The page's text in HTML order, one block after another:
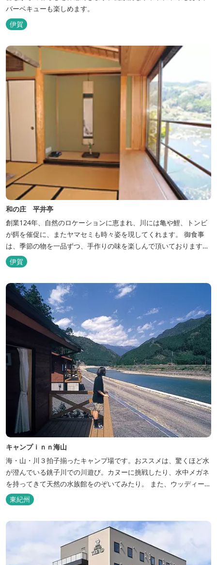
バーベキューも楽しめます。
伊賀
和の庄 平井亭
創業124年、自然のロケーションに恵まれ、川には亀や鯉、トンビ
が餌を催促に、またヤマセミも時々姿を現してくれます。 御食事
は、季節の物を一品ずつ、手作りの味を楽しんで頂いております。
（宿泊一日一組）
伊賀
キャンプｉｎｎ海山
海・山・川３拍子揃ったキャンプ場です。おススメは、驚くほど水
が澄んでいる銚子川での川遊び。カヌーに挑戦したり、水中メガネ
を持ってきて天然の水族館をのぞいてみたり。 また、ウッディーク
ラフト教室やストーンクラフト教室など各種イベントも盛りだくさ
ん。森林浴を楽しんだり、一日中遊び、ゆったりできます。 紀北町
東紀州